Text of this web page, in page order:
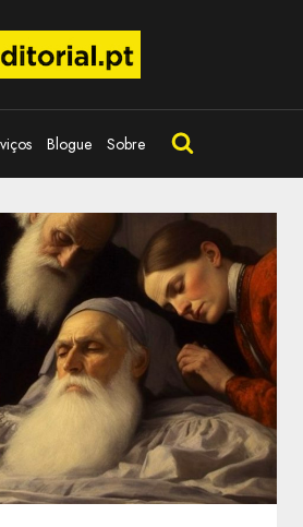
Blogue Sobre